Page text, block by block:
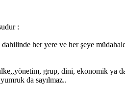
:
her yere ve her şeye
grup, dini, ekonomik ya
da sayılmaz..